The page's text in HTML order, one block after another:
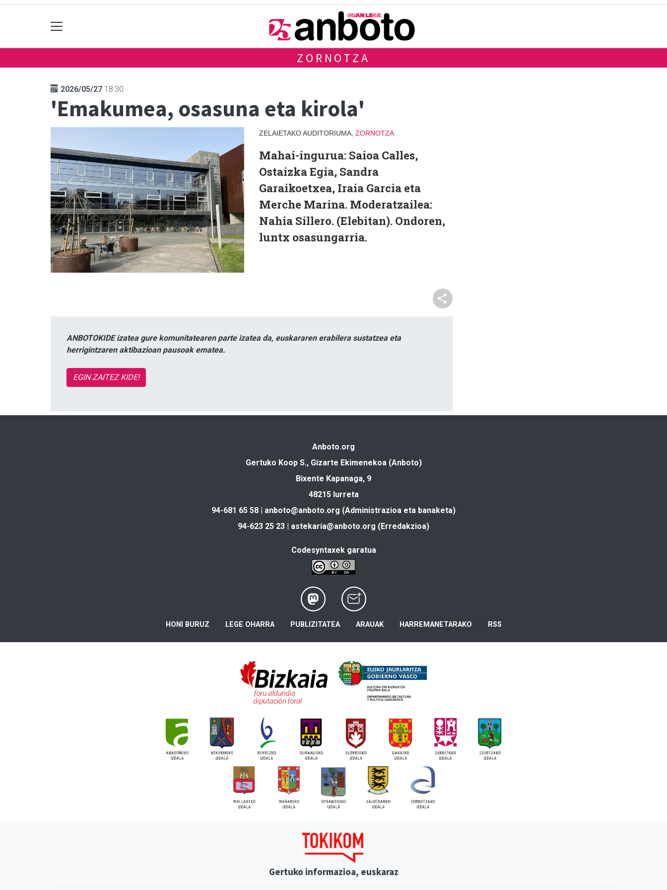
ZORNOTZA
2026/05/27 18:30
'Emakumea, osasuna eta kirola'
ZELAIETAKO AUDITORIUMA, ZORNOTZA
Mahai-ingurua: Saioa Calles,
Ostaizka Egia, Sandra
Garaikoetxea, Iraia Garcia eta
Merche Marina. Moderatzailea:
Nahia Sillero. (Elebitan). Ondoren,
luntx osasungarria.
ANBOTOKIDE izatea gure komunitatearen parte izatea da, euskararen erabilera sustatzea eta
herrigintzaren aktibazioan pausoak ematea.
EGIN ZAITEZ KIDE!
Anboto.org
Gertuko Koop S., Gizarte Ekimenekoa (Anboto)
Bixente Kapanaga, 9
48215 Iurreta
94-681 65 58 | anboto@anboto.org (Administrazioa eta banaketa)
94-623 25 23 | astekaria@anboto.org (Erredakzioa)
Codesyntaxek garatua
HONI BURUZ LEGE OHARRA PUBLIZITATEA ARAUAK HARREMANETARAKO RSS
Gertuko informazioa, euskaraz